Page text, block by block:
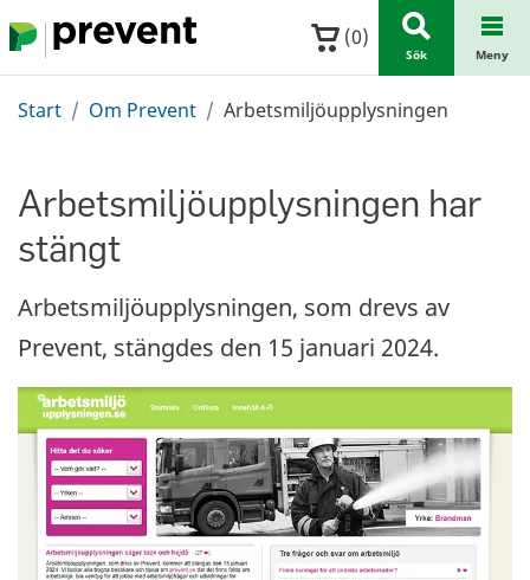
Hoppa till huvudinnehållet (0)
Sök Meny
Start Om Prevent Arbetsmiljöupplysningen
Arbetsmiljöupplysningen har
stängt
Arbetsmiljöupplysningen, som drevs av
Prevent, stängdes den 15 januari 2024.